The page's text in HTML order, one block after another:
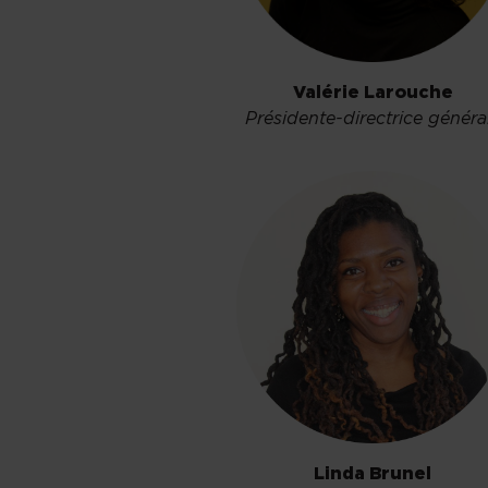
Valérie Larouche
Présidente-directrice
Linda Brunel